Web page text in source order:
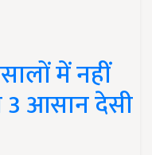
में नहीं
3 आसान देसी